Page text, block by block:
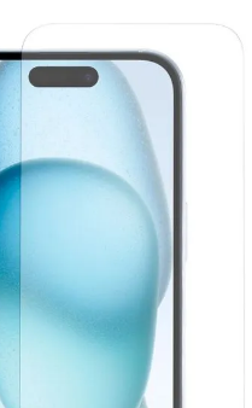
pro max
iphone 17 pro
funda iphone 17
iphone 17 pro max
iphone 15
audifonos